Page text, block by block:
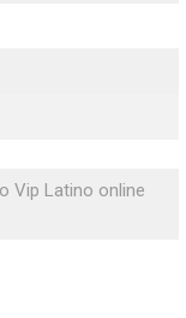
Vip Latino online